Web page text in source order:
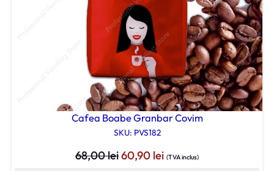
Cafea Boabe Granbar Covim
SKU: PVS182
68,00leiPrețul
60,90 leiPrețul
(TVA inclus)